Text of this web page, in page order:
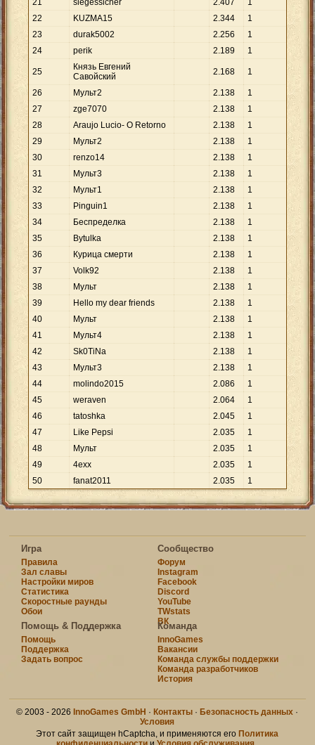
21
siegessicher 2.407
1
22
KUZMA15 2.344
1
23
durak5002 2.256
1
24
perik 2.189 1
25
Князь Евгений
Савойский
2.168 1
26 Мyльт2 2.138
1
27
zge7070 2.138
1
28
Araujo Lucio- O Retorno 2.138
1
29
Mульт2 2.138
1
30
renzo14 2.138
1
31
Мyльт3 2.138
1
32
Mульт1 2.138
1
33
Pinguin1 2.138
1
34
Беспределка 2.138
1
35
Bytulka 2.138
1
36
Курица смерти 2.138
1
37
Volk92 2.138
1
38
Мульт 2.138
1
39
Hello my dear friends 2.138
1
40
Mульт 2.138
1
41
Mульт4 2.138
1
42
Sk0TiNa 2.138
1
43
Mульт3 2.138
1
44
molindo2015 2.086
1
45
weraven 2.064
1
46
tatoshka 2.045
1
47
Like Pepsi 2.035
1
48
Мyльт 2.035
1
49
4exx 2.035
1
50
fanat2011 2.035 1
Игра
Правила
Зал славы
Настройки миров
Статистика
Скоростные раунды
Обои
Сообщество
Форум
Instagram
Facebook
Discord
YouTube
TWstats
ВК
Помощь & Поддержка
Помощь
Поддержка
Задать вопрос
Команда
InnoGames
Вакансии
Команда службы поддержки
Команда разработчиков
История
© 2003 - 2026 InnoGames GmbH · Контакты · Безопасность данных ·
Условия
Этот сайт защищен hCaptcha, и применяются его Политика